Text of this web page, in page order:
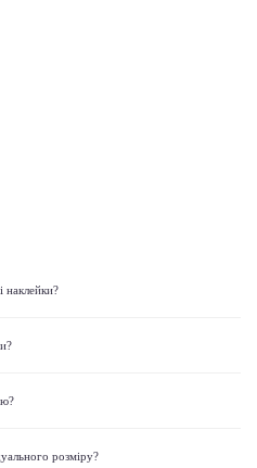
наклейки?
розміру?